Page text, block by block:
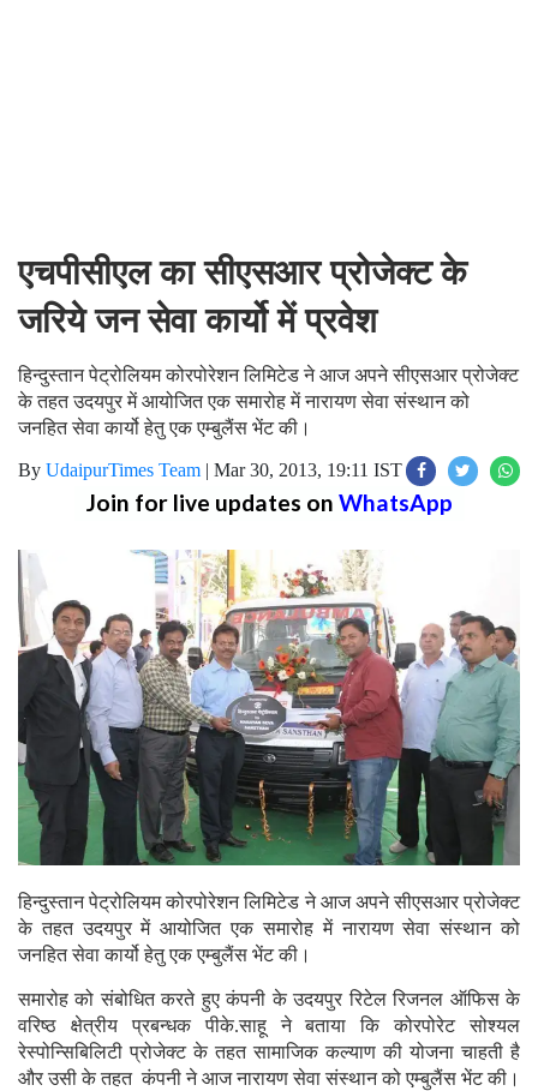
एचपीसीएल का सीएसआर प्रोजेक्ट के
जरिये जन सेवा कार्यो में प्रवेश
हिन्दुस्तान पेट्रोलियम कोरपोरेशन लिमिटेड ने आज अपने सीएसआर प्रोजेक्ट
के तहत उदयपुर में आयोजित एक समारोह में नारायण सेवा संस्थान को
जनहित सेवा कार्यो हेतु एक एम्बुलैंस भेंट की।
By UdaipurTimes Team | Mar 30, 2013, 19:11 IST
Join for live updates on WhatsApp
हिन्दुस्तान पेट्रोलियम कोरपोरेशन लिमिटेड ने आज अपने सीएसआर प्रोजेक्ट
के तहत उदयपुर में आयोजित एक समारोह में नारायण सेवा संस्थान को
जनहित सेवा कार्यो हेतु एक एम्बुलैंस भेंट की।
समारोह को संबोधित करते हुए कंपनी के उदयपुर रिटेल रिजनल ऑफिस के
वरिष्ठ क्षेत्रीय प्रबन्धक पीके.साहू ने बताया कि कोरपोरेट सोश्यल
रेस्पोन्सिबिलिटी प्रोजेक्ट के तहत सामाजिक कल्याण की योजना चाहती है
और उसी के तहत कंपनी ने आज नारायण सेवा संस्थान को एम्बुलैंस भेंट की।